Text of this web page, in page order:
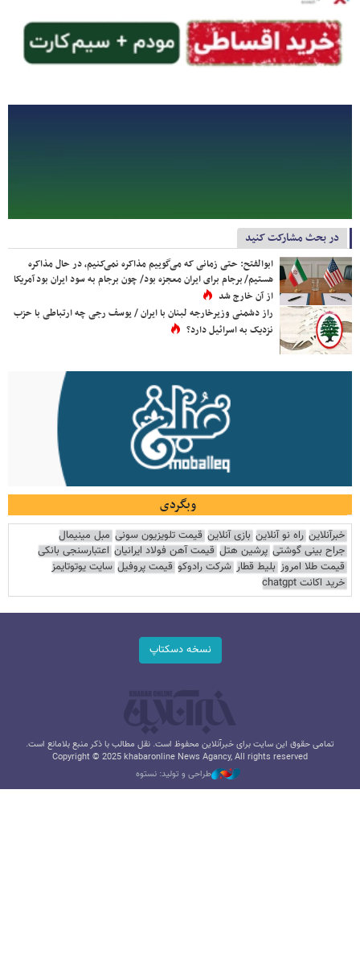
در بحث مشارکت کنید
ابوالفتح: حتی زمانی که می‌گوییم مذاکره نمی‌کنیم، در حال مذاکره
هستیم/ برجام برای ایران معجزه بود/ چون برجام به سود ایران بود آمریکا
از آن خارج شد
راز دشمنی وزیرخارجه لبنان با ایران / یوسف رجی چه ارتباطی با حزب
نزدیک به اسرائیل دارد؟
وبگردی
خبرآنلاین راه نو آنلاین بازی آنلاین قیمت تلویزیون سونی مبل مینیمال
جراح بینی گوشتی پرشین هتل قیمت آهن فولاد ایرانیان اعتبارسنجی بانکی
قیمت طلا امروز بلیط قطار شرکت رادوکو قیمت پروفیل سایت یوتوتایمز
خرید اکانت chatgpt
نسخه دسکتاپ
تمامی حقوق این سایت برای خبرآنلاین محفوظ است. نقل مطالب با ذکر منبع بلامانع است.
Copyright © 2025 khabaronline News Agancy, All rights reserved
طراحی و تولید: نستوه